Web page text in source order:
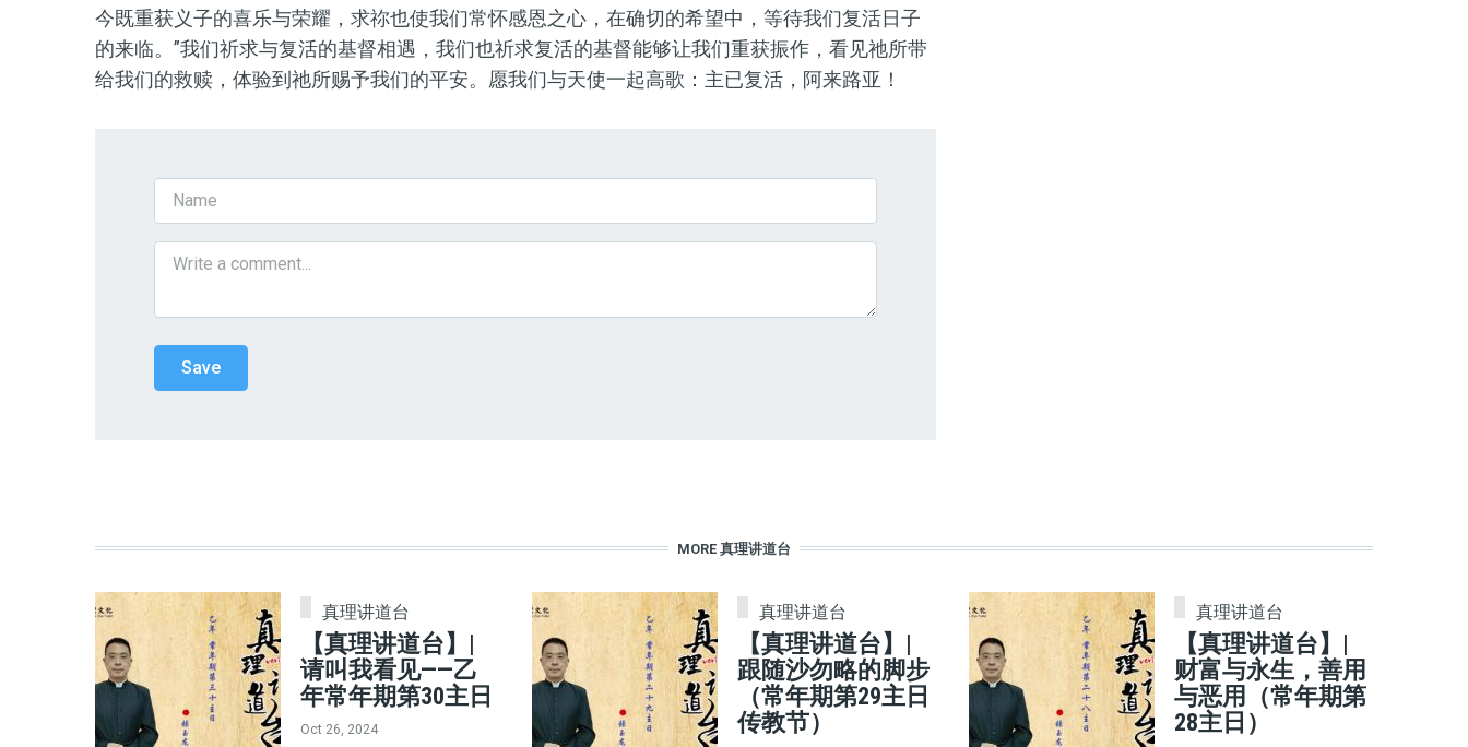
今既重获义子的喜乐与荣耀，求祢也使我们常怀感恩之心，在确切的希望中，等待我们复活日子
的来临。”我们祈求与复活的基督相遇，我们也祈求复活的基督能够让我们重获振作，看见祂所带
给我们的救赎，体验到祂所赐予我们的平安。愿我们与天使一起高歌：主已复活，阿来路亚！
MORE 真理讲道台
真理讲道台
【真理讲道台】|
请叫我看见——乙
年常年期第30主日
Oct 26, 2024
真理讲道台
【真理讲道台】|
跟随沙勿略的脚步
（常年期第29主日
传教节）
真理讲道台
【真理讲道台】|
财富与永生，善用
与恶用（常年期第
28主日）